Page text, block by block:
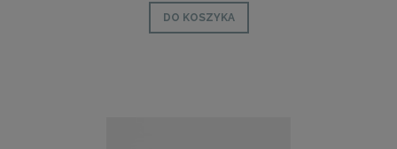
DO KOSZYKA